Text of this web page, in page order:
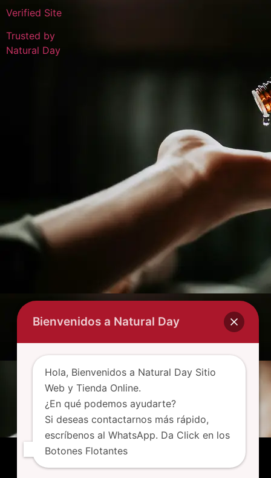
Verified Site
Trusted by
Natural Day
SEO Powered By Ap Corp Experto Seo
Ecuador Publicidad Digital. Agencia de
Bienvenidos a Natural Day
Hola, Bienvenidos a Natural Day Sitio
Web y Tienda Online.
¿En qué podemos ayudarte?
Si deseas contactarnos más rápido,
escríbenos al WhatsApp. Da Click en los
Botones Flotantes